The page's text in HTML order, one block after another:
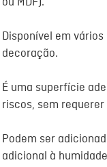
Disponível em
decoração.
É uma superfície
riscos, sem
Podem ser
adicional à